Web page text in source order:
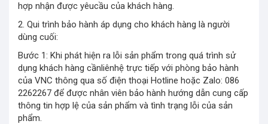
hợp nhận được yêucầu của khách hàng.
2. Qui trình bảo hành áp dụng cho khách hàng là người
dùng cuối:
Bước 1: Khi phát hiện ra lỗi sản phẩm trong quá trình sử
dụng khách hàng cầnliênhệ trực tiếp với phòng bảo hành
của VNC thông qua số điện thoại Hotline hoặc Zalo: 086
2262267 để được nhân viên bảo hành hướng dẫn cung cấp
thông tin hợp lệ của sản phẩm và tình trạng lỗi của sản
phẩm.